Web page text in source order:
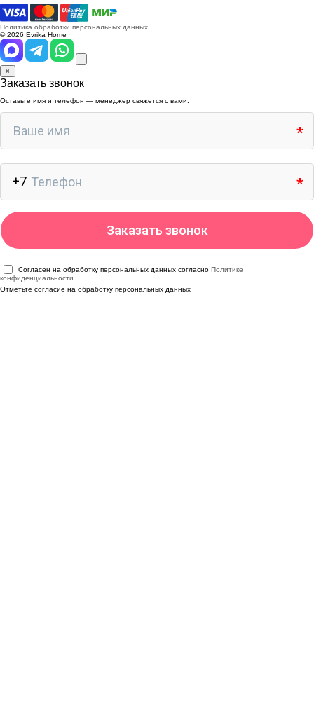
Политика обработки персональных данных
© 2026 Evrika Home
×
Заказать звонок
Оставьте имя и телефон — менеджер свяжется с вами.
Согласен на обработку персональных данных согласно Политике
конфиденциальности
Отметьте согласие на обработку персональных данных